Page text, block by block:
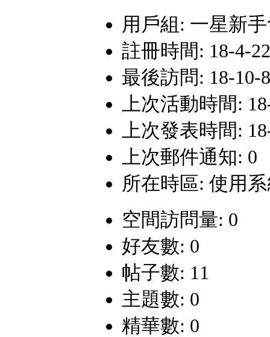
用戶組: 一星新
註冊時間: 18-4-
最後訪問: 18-10-
上次活動時間:
上次發表時間:
上次郵件通知: 0
所在時區: 使用
空間訪問量: 0
好友數: 0
帖子數: 11
主題數: 0
精華數: 0